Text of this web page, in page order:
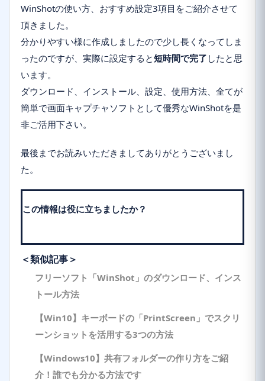
WinShotの使い方、おすすめ設定3項目をご紹介させて
頂きました。
分かりやすい様に作成しましたので少し長くなってしま
ったのですが、実際に設定すると短時間で完了 したと思
います。
ダウンロード、インストール、設定、使用方法、全てが
簡単で画面キャプチャソフトとして優秀なWinShotを是
非ご活用下さい。
最後までお読みいただきましてありがとうございまし
た。
この情報は役に立ちましたか？
＜類似記事＞
フリーソフト「WinShot」のダウンロード、インス
トール方法
【Win10】キーボードの「PrintScreen」でスクリ
ーンショットを活用する3つの方法
【Windows10】共有フォルダーの作り方をご紹
介！誰でも分かる方法です